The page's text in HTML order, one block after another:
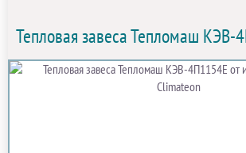
Тепловая завеса Тепломаш КЭВ-